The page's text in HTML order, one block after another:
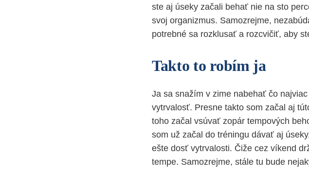
ste aj úseky začali behať nie na sto
svoj organizmus. Samozrejme,
potrebné sa rozklusať a rozcvičiť, aby
Takto to robím ja
Ja sa snažím v zime nabehať čo
vytrvalosť. Presne takto som začal aj
toho začal vsúvať zopár tempových
som už začal do tréningu dávať aj
ešte dosť vytrvalosti. Čiže cez víkend
tempe. Samozrejme, stále tu bude